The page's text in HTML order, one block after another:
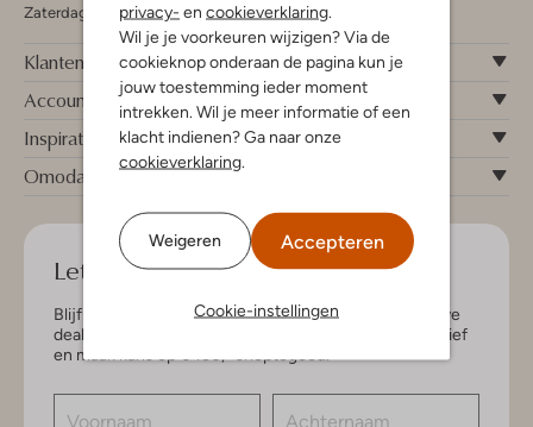
privacy- en cookieverklaring
Wil je je voorkeuren wijzigen? Via de
cookieknop onderaan de pagina kun je
jouw toestemming ieder moment
intrekken. Wil je meer informatie of een
klacht indienen? Ga naar onze
cookieverklaring
Weigeren Accepteren
Cookie-instellingen
Zaterdag 09:00 - 17:00 uur
Klantenservice
Account
Inspiratie
Omoda
Let's keep in touch!
Blijf op de hoogte van de nieuwste items en exclusieve
deals, speciaal voor jou. Schrijf je in voor de nieuwsbrief
en maak kans op € 150,- shoptegoed.